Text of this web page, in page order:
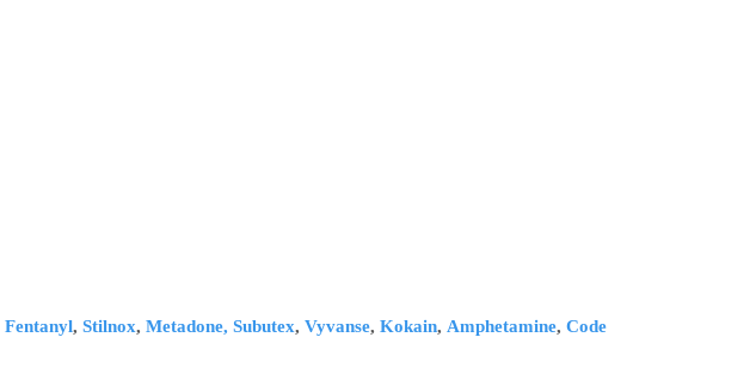
Fentanyl, Stilnox, Metadone, Subutex, Vyvanse, Kokain, Amphetamine, Code